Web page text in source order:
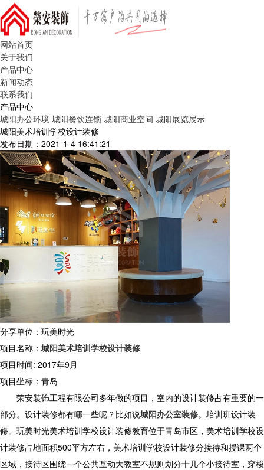
网站首页
关于我们
产品中心
新闻动态
联系我们
产品中心
城阳办公环境 城阳餐饮连锁 城阳商业空间 城阳展览展示
城阳美术培训学校设计装修
发布日期：2021-1-4 16:41:21
分享单位：玩美时光
项目名称： 城阳美术培训学校设计装修
项目时间: 2017年9月
项目坐标：青岛
荣安装饰工程有限公司多年做的项目，室内的设计装修占有重要的一
部分。设计装修都有哪一些呢？比如说城阳办公室装修。培训班设计装
修。玩美时光美术培训学校设计装修教育位于青岛市区，美术培训学校设
计装修占地面积500平方左右，美术培训学校设计装修分接待和授课两个
区域，接待区围绕一个公共互动大教室不规则划分十几个小接待室，穿梭